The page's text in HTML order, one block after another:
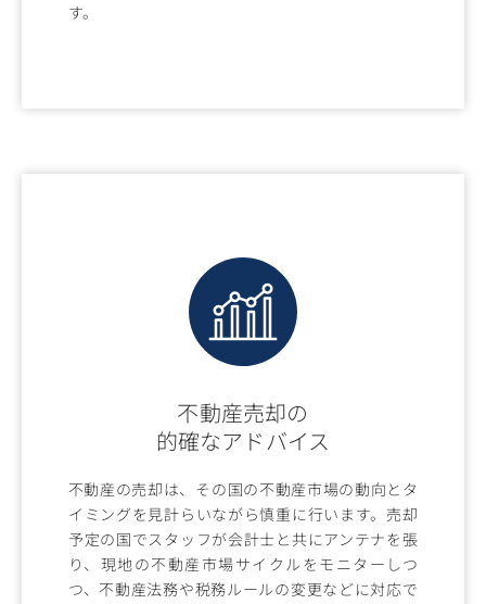
す。
不動産売却の
的確なアドバイス
不動産の売却は、その国の不動産市場の動向とタ
イミングを見計らいながら慎重に行います。売却
予定の国でスタッフが会計士と共にアンテナを張
り、現地の不動産市場サイクルをモニターしつ
つ、不動産法務や税務ルールの変更などに対応で